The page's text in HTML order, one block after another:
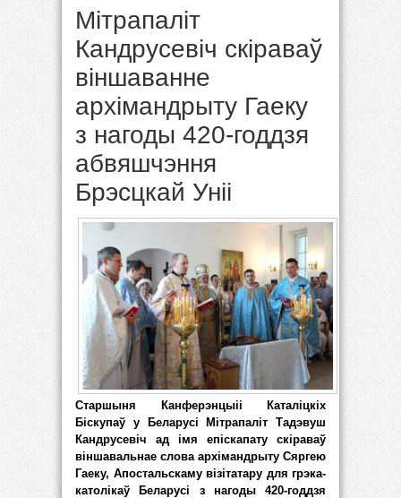
Мітрапаліт
Кандрусевіч скіраваў
віншаванне
архімандрыту Гаеку
з нагоды 420-годдзя
абвяшчэння
Брэсцкай Уніі
Старшыня Канферэнцыіі Каталіцкіх
Біскупаў у Беларусі Мітрапаліт Тадэвуш
Кандрусевіч ад імя епіскапату скіраваў
віншавальнае слова архімандрыту Сяргею
Гаеку, Апостальскаму візітатару для грэка-
католікаў Беларусі з нагоды 420-годдзя